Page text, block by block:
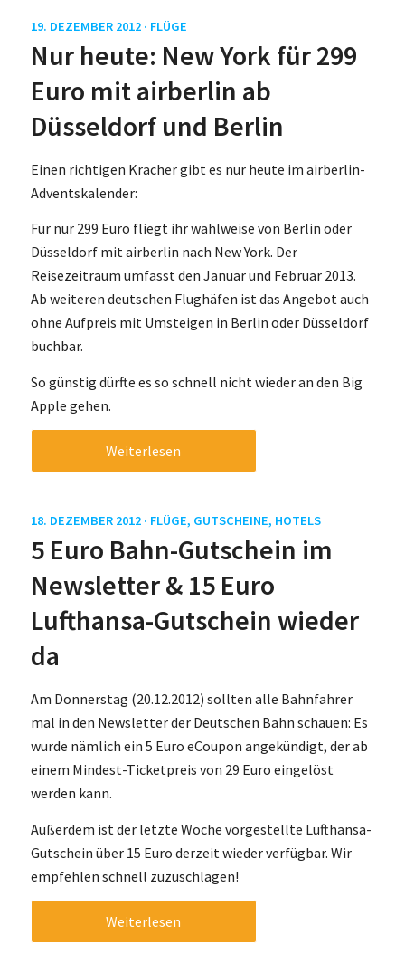
19. DEZEMBER 2012 · FLÜGE
Nur heute: New York für 299
Euro mit airberlin ab
Düsseldorf und Berlin
Einen richtigen Kracher gibt es nur heute im airberlin-
Adventskalender:
Für nur 299 Euro fliegt ihr wahlweise von Berlin oder
Düsseldorf mit airberlin nach New York. Der
Reisezeitraum umfasst den Januar und Februar 2013.
Ab weiteren deutschen Flughäfen ist das Angebot auch
ohne Aufpreis mit Umsteigen in Berlin oder Düsseldorf
buchbar.
So günstig dürfte es so schnell nicht wieder an den Big
Apple gehen.
Weiterlesen
18. DEZEMBER 2012 · FLÜGE, GUTSCHEINE, HOTELS
5 Euro Bahn-Gutschein im
Newsletter & 15 Euro
Lufthansa-Gutschein wieder
da
Am Donnerstag (20.12.2012) sollten alle Bahnfahrer
mal in den Newsletter der Deutschen Bahn schauen: Es
wurde nämlich ein 5 Euro eCoupon angekündigt, der ab
einem Mindest-Ticketpreis von 29 Euro eingelöst
werden kann.
Außerdem ist der letzte Woche vorgestellte Lufthansa-
Gutschein über 15 Euro derzeit wieder verfügbar. Wir
empfehlen schnell zuzuschlagen!
Weiterlesen